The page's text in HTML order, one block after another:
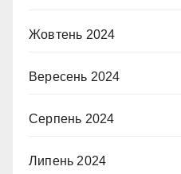
Жовтень 2024
Вересень 2024
Серпень 2024
Липень 2024